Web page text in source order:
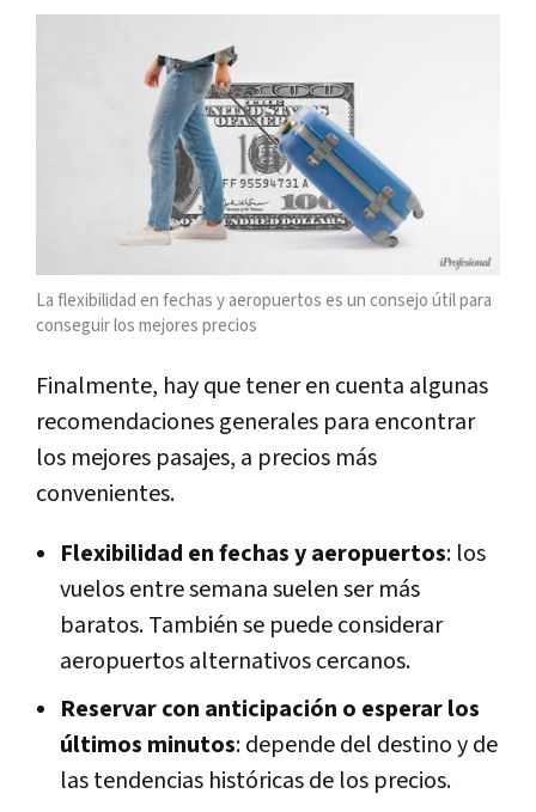
La flexibilidad en fechas y aeropuertos es un consejo útil para
conseguir los mejores precios
Finalmente, hay que tener en cuenta algunas
recomendaciones generales para encontrar
los mejores pasajes, a precios más
convenientes.
Flexibilidad en fechas y aeropuertos: los
vuelos entre semana suelen ser más
baratos. También se puede considerar
aeropuertos alternativos cercanos.
Reservar con anticipación o esperar los
últimos minutos: depende del destino y de
las tendencias históricas de los precios.